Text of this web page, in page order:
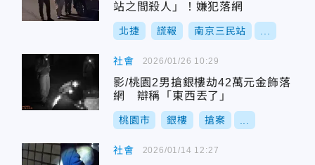
站之間殺人」！嫌犯落網
北捷 謊報 南京三民站
社會
影/桃園2男搶銀樓劫42萬元金飾落
網 辯稱「東西丟了」
桃園市 銀樓 搶案
2026/01/26 10:29
社會 2026/01/14 12:27